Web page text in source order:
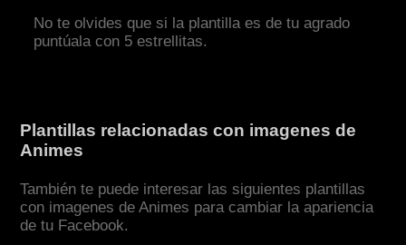
No te olvides que si la plantilla es de tu agrado
puntúala con 5 estrellitas.
Plantillas relacionadas con imagenes de
Animes
También te puede interesar las siguientes plantillas
con imagenes de Animes para cambiar la apariencia
de tu Facebook.